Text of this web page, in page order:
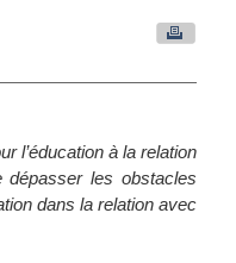
l’éducation à la relation
les obstacles
dans la relation avec